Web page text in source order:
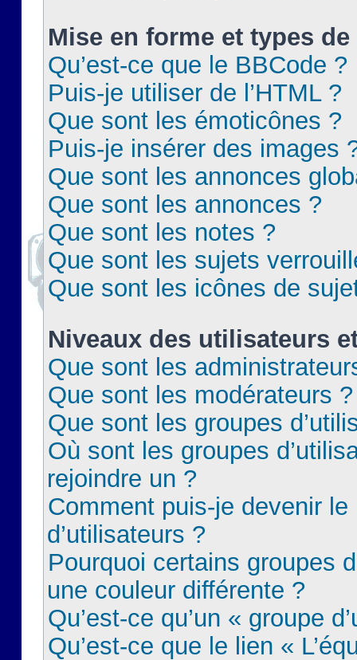
Mise en forme et types
Qu’est-ce que le BBCode ?
Puis-je utiliser de l’HTML ?
Que sont les émoticônes ?
Puis-je insérer des images
Que sont les annonces
Que sont les annonces ?
Que sont les notes ?
Que sont les sujets
Que sont les icônes de
Niveaux des utilisateurs
Que sont les
Que sont les modérateurs ?
Que sont les groupes
Où sont les groupes
rejoindre un ?
Comment puis-je devenir le
d’utilisateurs ?
Pourquoi certains groupes
une couleur différente ?
Qu’est-ce qu’un « groupe
Qu’est-ce que le lien «